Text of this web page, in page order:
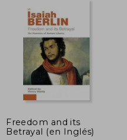
Freedom and its
Betrayal (en Inglés)